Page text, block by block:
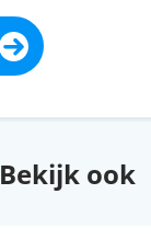
Bekijk ook